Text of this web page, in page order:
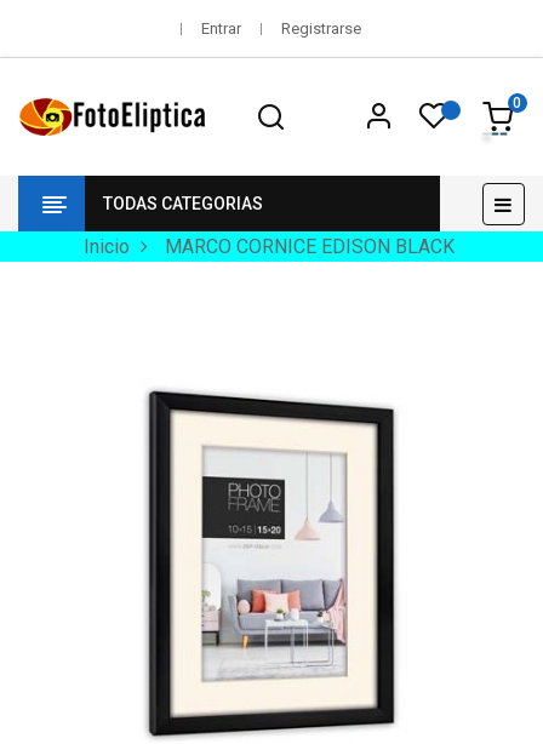
Entrar Registrarse
0
TODAS CATEGORIAS
de
☰
Inicio MARCO CORNICE EDISON BLACK